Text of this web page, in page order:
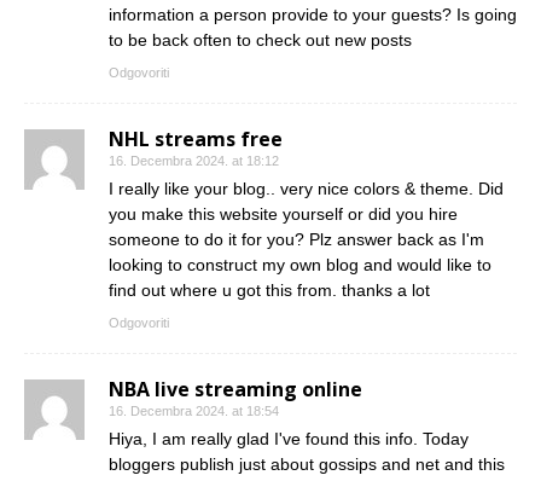
information a person provide to your guests? Is going
to be back often to check out new posts
Odgovoriti
NHL streams free
16. Decembra 2024. at 18:12
I really like your blog.. very nice colors & theme. Did
you make this website yourself or did you hire
someone to do it for you? Plz answer back as I'm
looking to construct my own blog and would like to
find out where u got this from. thanks a lot
Odgovoriti
NBA live streaming online
16. Decembra 2024. at 18:54
Hiya, I am really glad I've found this info. Today
bloggers publish just about gossips and net and this